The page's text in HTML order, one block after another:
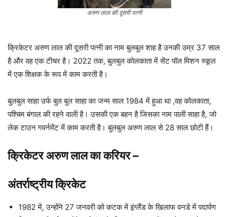
अरुण लाल की दूसरी पत्नी
क्रिकेटर अरुण लाल की दूसरी पत्नी का नाम बुलबुल शाह है उनकी उम्र 37 साल
है और वह एक टीचर है। 2022 तक, बुलबुल कोलकाता में सेंट पॉल मिशन स्कूल
में एक शिक्षक के रूप में काम करती है।
बुलबुल साहा उर्फ ​​बुल बुल साहा का जन्म साल 1984 में हुआ था ,वह कोलकाता,
पश्चिम बंगाल की रहने वाली है। उसकी एक बहन है जिसका नाम पाली साहा है, जो
लेक टाउन गवर्नमेंट में काम करती है। बुलबुल अरुण लाल से 28 साल छोटी हैं।
क्रिकेटर अरुण लाल का करियर–
अंतर्राष्ट्रीय क्रिकेट
1982 में, उन्होंने 27 जनवरी को कटक में इंग्लैंड के खिलाफ वनडे में पदार्पण